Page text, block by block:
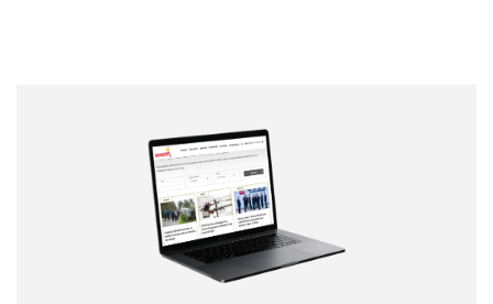
Correo electrónico
Tipo de comentario